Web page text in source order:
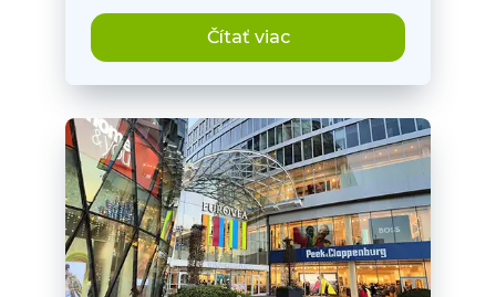
Čítať viac